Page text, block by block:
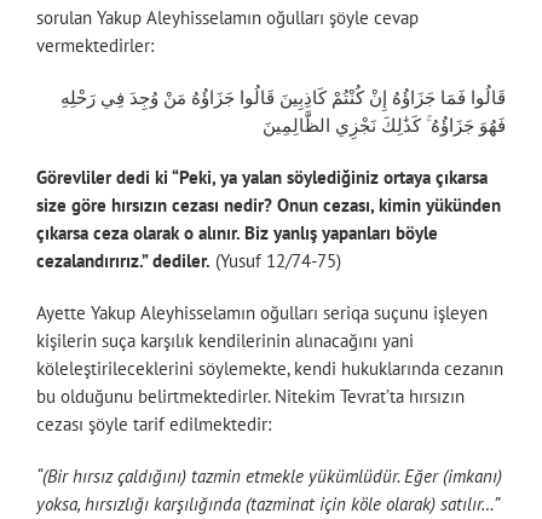
sorulan Yakup Aleyhisselamın oğulları şöyle cevap
vermektedirler:
قَالُوا فَمَا جَزَاؤُهُ إِنْ كُنْتُمْ كَاذِبِينَ قَالُوا جَزَاؤُهُ مَنْ وُجِدَ فِي رَحْلِهِ
فَهُوَ جَزَاؤُهُ ۚ كَذَٰلِكَ نَجْزِي الظَّالِمِينَ
Görevliler dedi ki “Peki, ya yalan söylediğiniz ortaya çıkarsa
size göre hırsızın cezası nedir? Onun cezası, kimin yükünden
çıkarsa ceza olarak o alınır. Biz yanlış yapanları böyle
cezalandırırız.” dediler. (Yusuf 12/74-75)
Ayette Yakup Aleyhisselamın oğulları seriqa suçunu işleyen
kişilerin suça karşılık kendilerinin alınacağını yani
köleleştirileceklerini söylemekte, kendi hukuklarında cezanın
bu olduğunu belirtmektedirler. Nitekim Tevrat’ta hırsızın
cezası şöyle tarif edilmektedir:
“(Bir hırsız çaldığını) tazmin etmekle yükümlüdür. Eğer (imkanı)
yoksa, hırsızlığı karşılığında (tazminat için köle olarak) satılır…”